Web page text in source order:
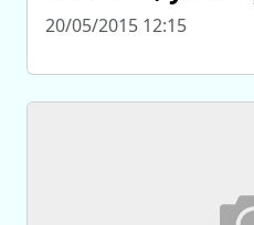
20/05/2015 12:15